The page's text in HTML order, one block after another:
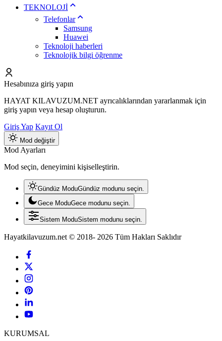
TEKNOLOJİ
Telefonlar
Samsung
Huawei
Teknoloji haberleri
Teknolojik bilgi öğrenme
Hesabınıza giriş yapın
HAYAT KILAVUZUM.NET ayrıcalıklarından yararlanmak için
giriş yapın veya hesap oluşturun.
Giriş Yap Kayıt Ol
Mod değiştir
Mod Ayarları
Mod seçin, deneyimini kişiselleştirin.
Gündüz ModuGündüz modunu seçin.
Gece ModuGece modunu seçin.
Sistem ModuSistem modunu seçin.
Hayatkilavuzum.net © 2018- 2026 Tüm Hakları Saklıdır
KURUMSAL